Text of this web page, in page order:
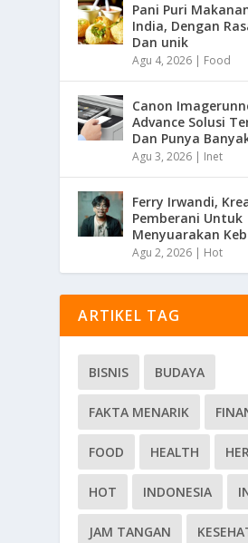
Pani Puri
India, Dengan
Dan unik
Agu 4, 2026 | Food
Canon
Advance Solusi
Dan Punya
Agu 3, 2026 | Inet
Ferry Irwandi,
Pemberani Untuk
Menyuarakan
Agu 2, 2026 | Hot
ARTIKEL TAG
BISNIS BUDAYA
FAKTA MENARIK
FOOD HEALTH
HOT INDONESIA
JAM TANGAN